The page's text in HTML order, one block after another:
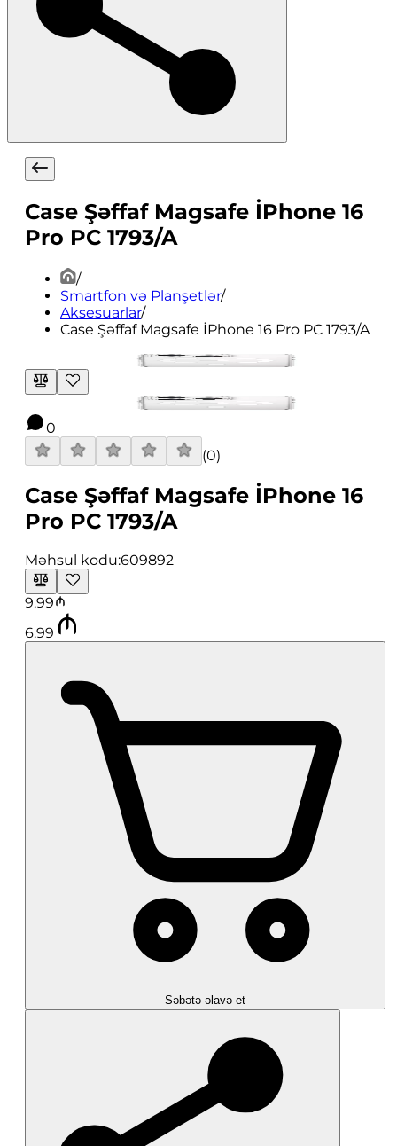
Case Şəffaf Magsafe İPhone 16
Pro PC 1793/A
/
Smartfon və Planşetlər/
Aksesuarlar/
Case Şəffaf Magsafe İPhone 16 Pro PC 1793/A
0
(0)
Case Şəffaf Magsafe İPhone 16
Pro PC 1793/A
Məhsul kodu:609892
9.99
6.99
Səbətə əlavə et